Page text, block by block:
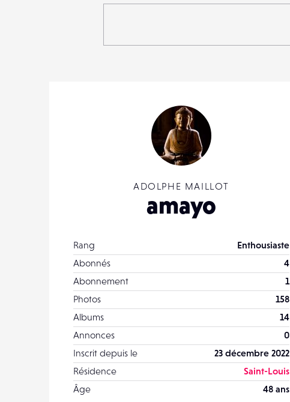
ADOLPHE MAILLOT
amayo
Rang
Enthousiaste
Abonnés
4
Abonnement
1
Photos
158
Albums
14
Annonces
0
Inscrit depuis le
23 décembre 2022
Résidence
Saint-Louis
Âge
48 ans